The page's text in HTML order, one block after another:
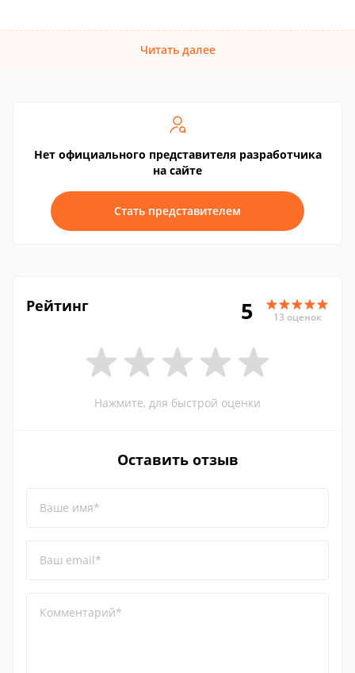
Читать далее
Нет официального представителя разработчика
на сайте
Стать представителем
Рейтинг 5 13 оценок
Нажмите, для быстрой оценки
Оставить отзыв
Ваше имя*
Ваш email*
Комментарий*